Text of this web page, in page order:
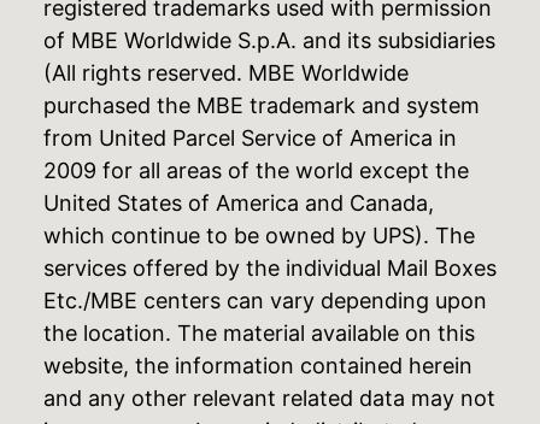
registered trademarks used with permission
of MBE Worldwide S.p.A. and its subsidiaries
(All rights reserved. MBE Worldwide
purchased the MBE trademark and system
from United Parcel Service of America in
2009 for all areas of the world except the
United States of America and Canada,
which continue to be owned by UPS). The
services offered by the individual Mail Boxes
Etc./MBE centers can vary depending upon
the location. The material available on this
website, the information contained herein
and any other relevant related data may not